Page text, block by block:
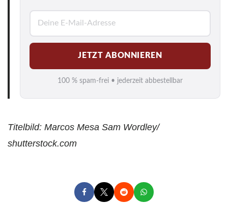
M
a
i
l
*
JETZT ABONNIEREN
100 % spam-frei • jederzeit abbestellbar
Titelbild: Marcos Mesa Sam Wordley/
shutterstock.com